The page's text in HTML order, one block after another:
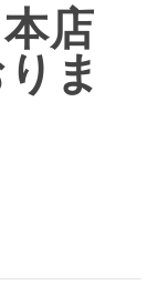
店
ま